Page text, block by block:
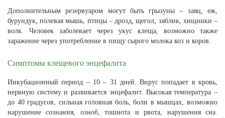
Дополнительным резервуаром могут быть грызуны – заяц, еж,
бурундук, полевая мышь, птицы – дрозд, щегол, зяблик, хищники –
волк. Человек заболевает через укус клеща, возможно также
заражение через употребление в пищу сырого молока коз и коров.
Симптомы клещевого энцефалита
Инкубационный период – 10 – 31 дней. Вирус попадает в кровь,
нервную систему и развивается энцефалит. Высокая температура –
до 40 градусов, сильная головная боль, боли в мышцах, возможно
нарушение сознания, озноб, тошнота и рвота, нарушения сна.